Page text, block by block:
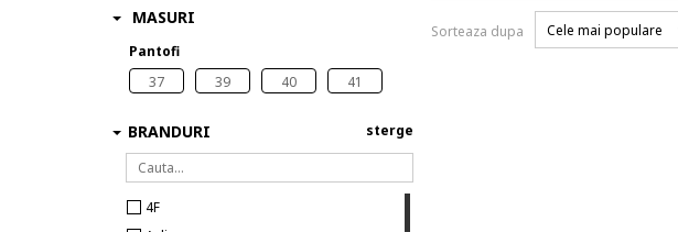
Sorteaza dupa
Cele mai populare
MASURI
Pantofi
37
39 40 41
BRANDURI
4F
sterge